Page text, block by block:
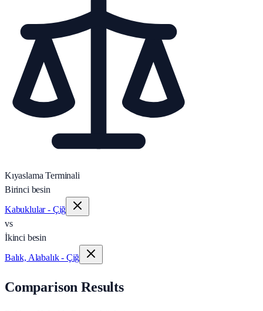
Kıyaslama Terminali
Birinci besin
Kabuklular - Çiğ
vs
İkinci besin
Balık, Alabalık - Çiğ
Comparison Results